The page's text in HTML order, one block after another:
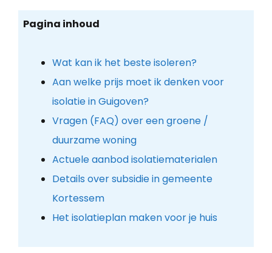
Pagina inhoud
Wat kan ik het beste isoleren?
Aan welke prijs moet ik denken voor
isolatie in Guigoven?
Vragen (FAQ) over een groene /
duurzame woning
Actuele aanbod isolatiematerialen
Details over subsidie in gemeente
Kortessem
Het isolatieplan maken voor je huis